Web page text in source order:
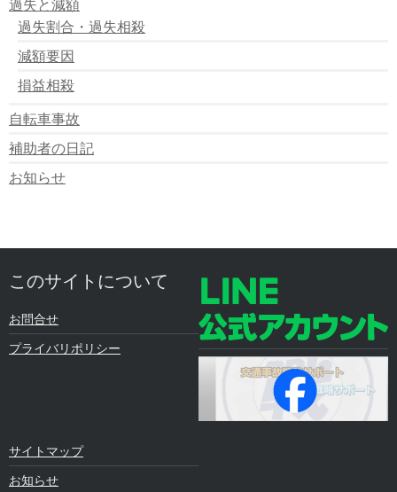
過失と減額
過失割合・過失相殺
減額要因
損益相殺
自転車事故
補助者の日記
お知らせ
このサイトについて
お問合せ
プライバリポリシー
サイトマップ
お知らせ